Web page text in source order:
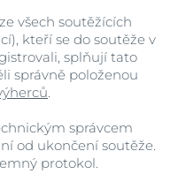
všech soutěžících
kteří se do soutěže v
splňují tato
správně položenou
.
správcem
od ukončení soutěže.
protokol.